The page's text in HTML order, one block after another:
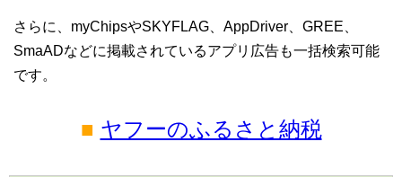
さらに、myChipsやSKYFLAG、AppDriver、GREE、
SmaADなどに掲載されているアプリ広告も一括検索可能
です。
■ ヤフーのふるさと納税